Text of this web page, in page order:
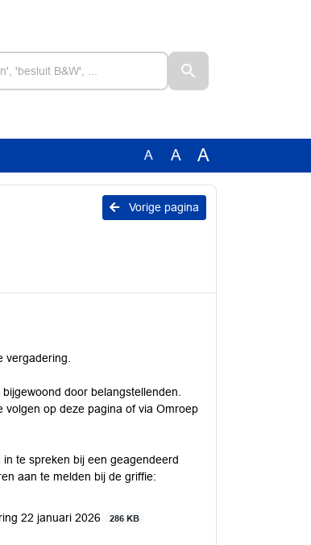
A A A
Vorige pagina
vergadering.
door belangstellenden.
volgen op deze pagina of via Omroep
te spreken bij een geagendeerd
aan te melden bij de griffie:
22 januari 2026 286 KB